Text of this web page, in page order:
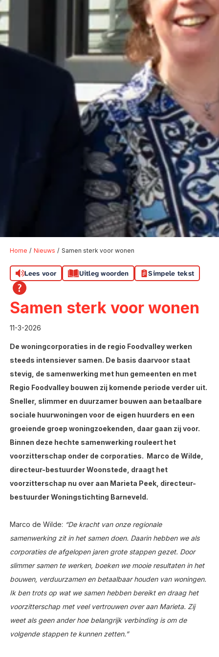
Home Nieuws Samen sterk voor wonen
Lees voor Uitleg woorden Simpele tekst
Samen sterk voor wonen
11-3-2026
De woningcorporaties in de regio Foodvalley werken
steeds intensiever samen. De basis daarvoor staat
stevig, de samenwerking met hun gemeenten en met
Regio Foodvalley bouwen zij komende periode verder uit.
Sneller, slimmer en duurzamer bouwen aan betaalbare
sociale huurwoningen voor de eigen huurders en een
groeiende groep woningzoekenden, daar gaan zij voor.
Binnen deze hechte samenwerking rouleert het
voorzitterschap onder de corporaties. Marco de Wilde,
directeur-bestuurder Woonstede, draagt het
voorzitterschap nu over aan Marieta Peek, directeur-
bestuurder Woningstichting Barneveld.
Marco de Wilde: “De kracht van onze regionale
samenwerking zit in het samen doen. Daarin hebben we als
corporaties de afgelopen jaren grote stappen gezet. Door
slimmer samen te werken, boeken we mooie resultaten in het
bouwen, verduurzamen en betaalbaar houden van woningen.
Ik ben trots op wat we samen hebben bereikt en draag het
voorzitterschap met veel vertrouwen over aan Marieta. Zij
weet als geen ander hoe belangrijk verbinding is om de
volgende stappen te kunnen zetten.”